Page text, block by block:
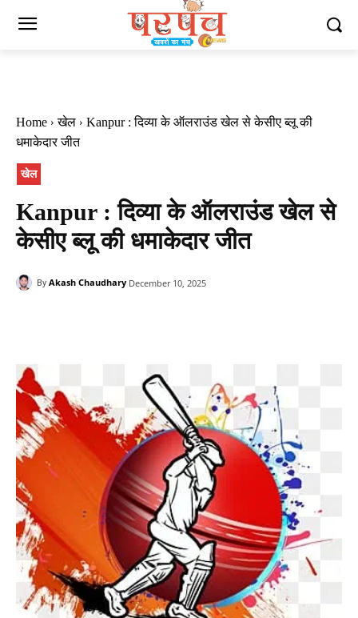
Home खेल
Kanpur : दिव्या के ऑलराउंड खेल से केसीए ब्लू की
धमाकेदार जीत
खेल
Kanpur : दिव्या के ऑलराउंड खेल से
केसीए ब्लू की धमाकेदार जीत
By Akash Chaudhary December 10, 2025